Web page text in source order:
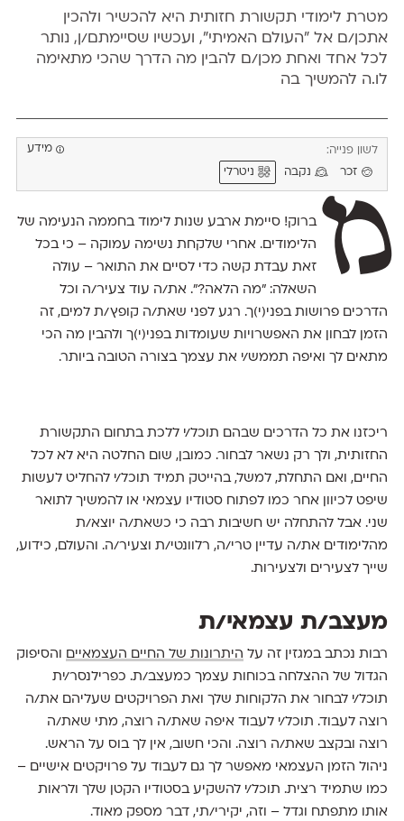
מטרת לימודי תקשורת חזותית היא להכשיר ולהכין
אתכן/ם אל ״העולם האמיתי״, ועכשיו שסיימתם/ן, נותר
לכל אחד ואחת מכן/ם להבין מה הדרך שהכי מתאימה
לו.ה להמשיך בה
לשון פנייה:
זכר נקבה ניטרלי
מידע
מ
ברוק! סיימת ארבע שנות לימוד בחממה הנעימה של
הלימודים. אחרי שלקחת נשימה עמוקה – כי בכל
זאת עבדת קשה כדי לסיים את התואר – עולה
השאלה: ״מה הלאה?״. את/ה עוד צעיר/ה וכל
הדרכים פרושות בפני(י)ך. רגע לפני שאת/ה קופץ/ת למים, זה
הזמן לבחון את האפשרויות שעומדות בפני(י)ך ולהבין מה הכי
מתאים לך ואיפה תממש/י את עצמך בצורה הטובה ביותר.
ריכזנו את כל הדרכים שבהם תוכל/י ללכת בתחום התקשורת
החזותית, ולך רק נשאר לבחור. כמובן, שום החלטה היא לא לכל
החיים, ואם התחלת, למשל, בהייטק תמיד תוכל/י להחליט לעשות
שיפט לכיוון אחר כמו לפתוח סטודיו עצמאי או להמשיך לתואר
שני. אבל להתחלה יש חשיבות רבה כי כשאת/ה יוצא/ת
מהלימודים את/ה עדיין טרי/ה, רלוונטי/ת וצעיר/ה. והעולם, כידוע,
שייך לצעירים ולצעירות.
מעצב/ת עצמאי/ת
רבות נכתב במגזין זה על היתרונות של החיים העצמאיים והסיפוק
הגדול של ההצלחה בכוחות עצמך כמעצב/ת. כפרילנסר/ית
תוכל/י לבחור את הלקוחות שלך ואת הפרויקטים שעליהם את/ה
רוצה לעבוד. תוכל/י לעבוד איפה שאת/ה רוצה, מתי שאת/ה
רוצה ובקצב שאת/ה רוצה. והכי חשוב, אין לך בוס על הראש.
ניהול הזמן העצמאי מאפשר לך גם לעבוד על פרויקטים אישיים –
כמו שתמיד רצית. תוכל/י להשקיע בסטודיו הקטן שלך ולראות
אותו מתפתח וגדל – וזה, יקירי/תי, דבר מספק מאוד.